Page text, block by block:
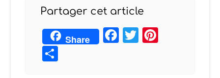
Partager cet article
Share Facebook
Twitter